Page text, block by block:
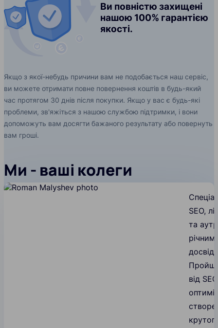
Ви повністю захищені
нашою 100% гарантією
якості.
Якщо з якої-небудь причини вам не подобається наш сервіс,
ви можете отримати повне повернення коштів в будь-який
час протягом 30 днів після покупки. Якщо у вас є будь-які
проблеми, зв'яжіться з нашою службою підтримки, і вони
допоможуть вам досягти бажаного результату або повернуть
вам гроші.
Ми - ваші колеги
SEO,
та
річним
від